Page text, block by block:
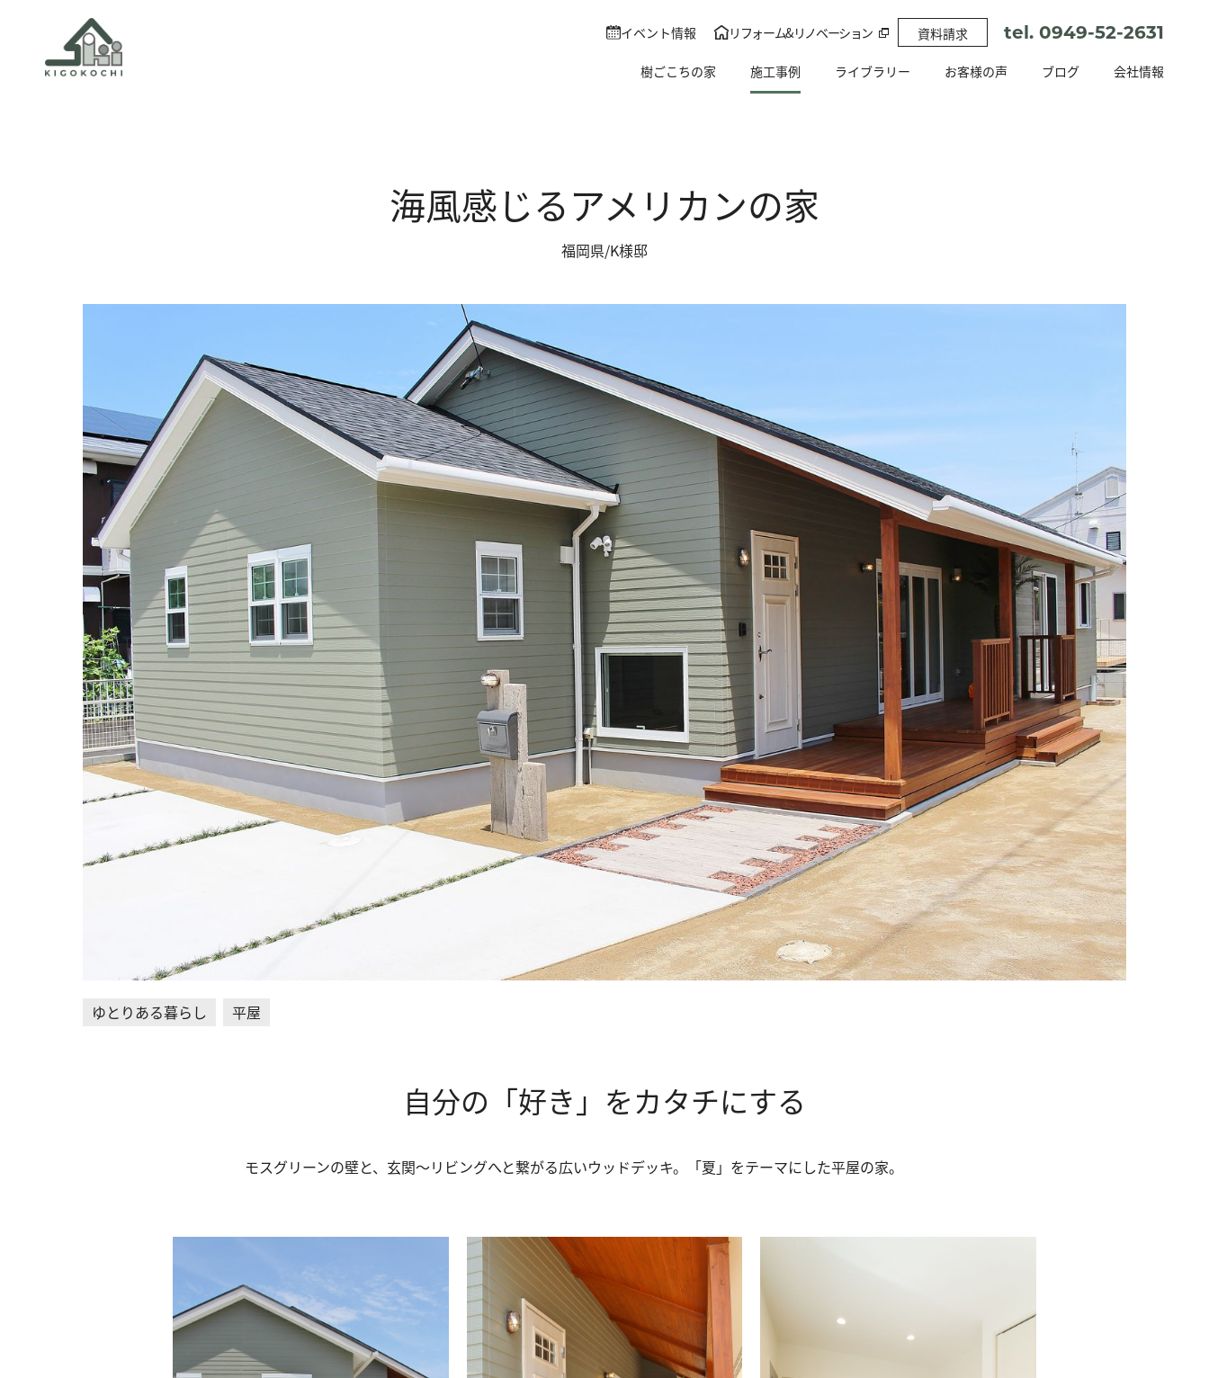
イベント情報 リフォーム&リノベーション 資料請求 tel. 0949-52-2631
樹ごこちの家 施工事例 ライブラリー お客様の声 ブログ 会社情報
イベント情報 リフォーム&リノベーション 資料請求 tel. 0949-52-2631
性能構造・保証
ライブラリー
会社情報
お問い合わせ・資料請求
海風感じるアメリカンの家
福岡県/K様邸
ゆとりある暮らし 平屋
自分の「好き」をカタチにする
モスグリーンの壁と、玄関～リビングへと繋がる広いウッドデッキ。「夏」をテーマにした平屋の家。